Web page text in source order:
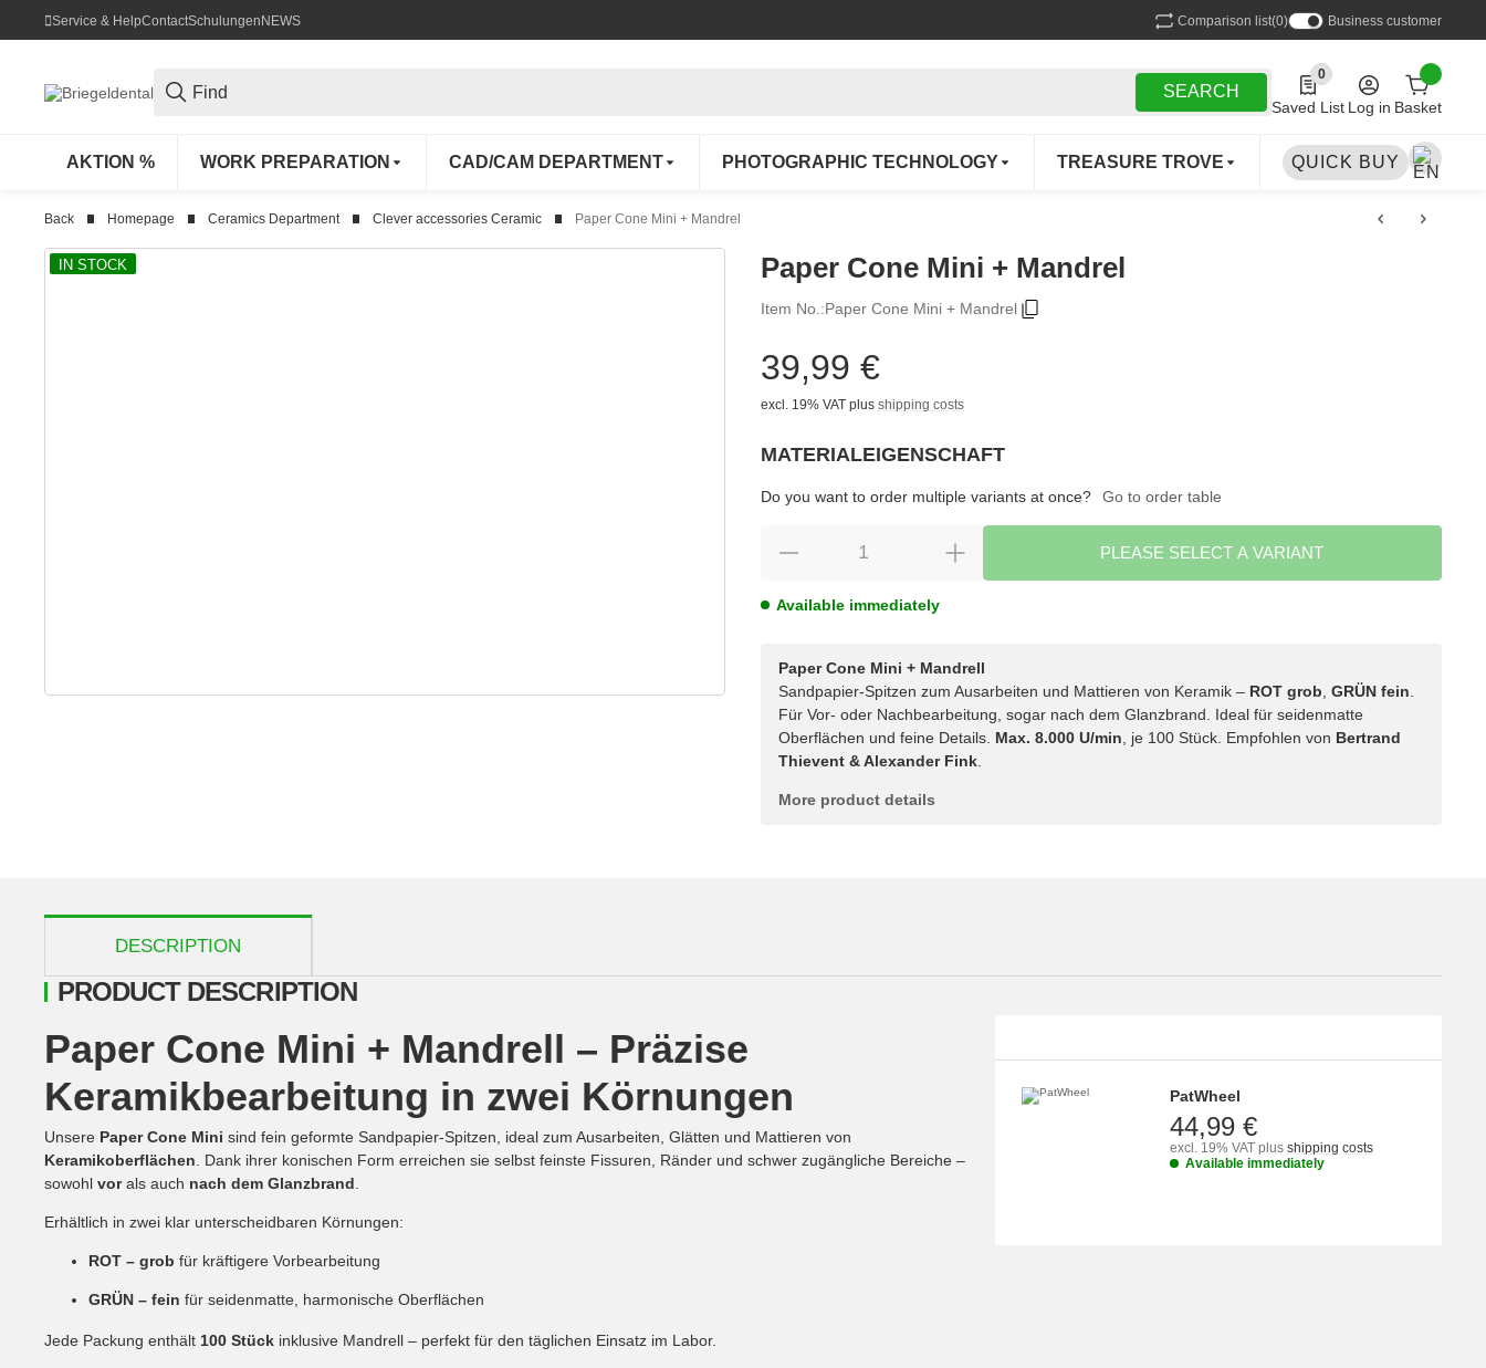
Service & HelpContactSchulungenNEWS Comparison list(0) Business customer
SEARCH
0
0 Produkte in der Liste
Saved List Log in Basket
AKTION % WORK PREPARATION CAD/CAM DEPARTMENT PHOTOGRAPHIC TECHNOLOGY TREASURE TROVE CERAMICS
QUICK BUY
Back Homepage Ceramics Department Clever accessories Ceramic Paper Cone Mini + Mandrel
IN STOCK Paper Cone Mini + Mandrel
Item No.:Paper Cone Mini + Mandrel
39,99 €
excl. 19% VAT plus shipping costs
MATERIALEIGENSCHAFT
Do you want to order multiple variants at once?
Go to order table
PLEASE SELECT A VARIANT
Available immediately
Paper Cone Mini + Mandrell
Sandpapier-Spitzen zum Ausarbeiten und Mattieren von Keramik – ROT grob GRÜN fein
Für Vor- oder Nachbearbeitung, sogar nach dem Glanzbrand. Ideal für seidenmatte
Oberflächen und feine Details. Max. 8.000 U/min , je 100 Stück. Empfohlen von Bertrand
Thievent & Alexander Fink
More product details
DESCRIPTION
PRODUCT DESCRIPTION
Paper Cone Mini + Mandrell – Präzise
Keramikbearbeitung in zwei Körnungen
Unsere Paper Cone Mini sind fein geformte Sandpapier-Spitzen, ideal zum Ausarbeiten, Glätten und Mattieren von
Keramikoberflächen . Dank ihrer konischen Form erreichen sie selbst feinste Fissuren, Ränder und schwer zugängliche Bereiche –
sowohl vorals auch nach dem Glanzbrand
Erhältlich in zwei klar unterscheidbaren Körnungen:
ROT – grob für kräftigere Vorbearbeitung
GRÜN – fein für seidenmatte, harmonische Oberflächen
Jede Packung enthält 100 Stück inklusive Mandrell – perfekt für den täglichen Einsatz im Labor.
PatWheel
44,99 €
excl. 19% VAT plusshipping costs
Available immediately